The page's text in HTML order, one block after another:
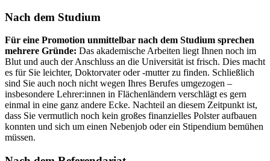
Nach dem Studium
Für eine Promotion unmittelbar nach dem Studium sprechen
mehrere Gründe: Das akademische Arbeiten liegt Ihnen noch im
Blut und auch der Anschluss an die Universität ist frisch. Dies macht
es für Sie leichter, Doktorvater oder -mutter zu finden. Schließlich
sind Sie auch noch nicht wegen Ihres Berufes umgezogen –
insbesondere Lehrer:innen in Flächenländern verschlägt es gern
einmal in eine ganz andere Ecke. Nachteil an diesem Zeitpunkt ist,
dass Sie vermutlich noch kein großes finanzielles Polster aufbauen
konnten und sich um einen Nebenjob oder ein Stipendium bemühen
müssen.